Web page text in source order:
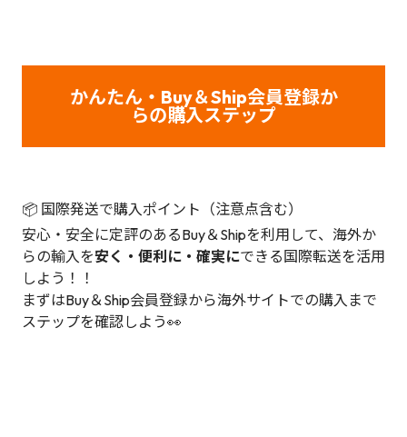
かんたん・Buy＆Ship会員登録か
らの購入ステップ
📦 国際発送で購入ポイント（注意点含む）
安心・安全に定評のあるBuy＆Shipを利用して、海外か
らの輸入を安く・便利に・確実にできる国際転送を活用
しよう！！
まずはBuy＆Ship会員登録から海外サイトでの購入まで
ステップを確認しよう👀